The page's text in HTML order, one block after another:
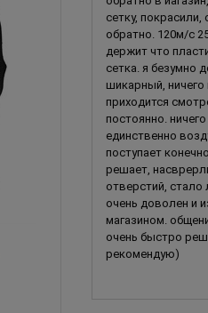
сетку, покрасили,
обратно. 120м/с
держит что
сетка. я безумно
шикарный,
приходится
постоянно. ничего
единственно
поступает
решает,
отверстий,
очень доволен и
магазином.
очень быстро
рекомендую)